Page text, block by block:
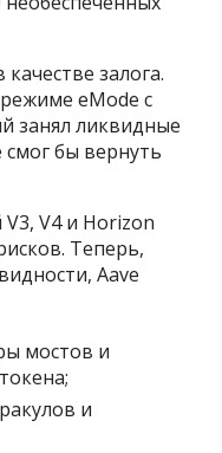
залога.
eMode с
занял ликвидные
бы вернуть
V4 и Horizon
Теперь,
Aave
мостов и
и